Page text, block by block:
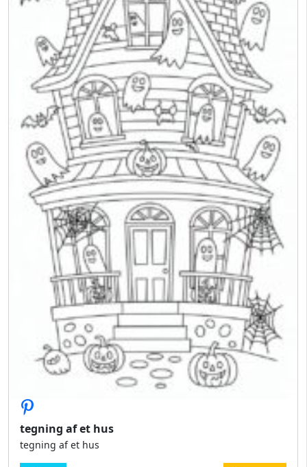
tegning af et hus
tegning af et hus